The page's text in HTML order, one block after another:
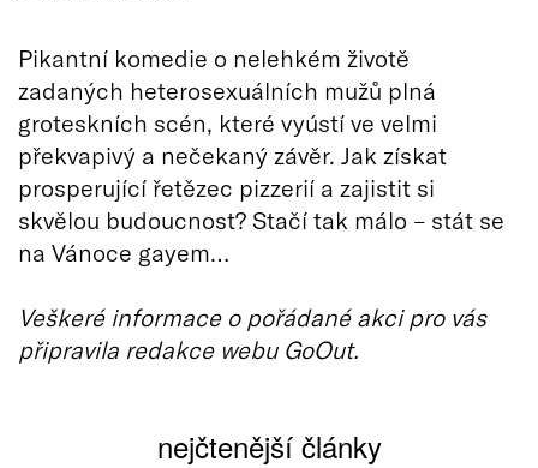
Pikantní komedie o nelehkém životě
zadaných heterosexuálních mužů plná
groteskních scén, které vyústí ve velmi
překvapivý a nečekaný závěr. Jak získat
prosperující řetězec pizzerií a zajistit si
skvělou budoucnost? Stačí tak málo – stát se
na Vánoce gayem…
Veškeré informace o pořádané akci pro vás
připravila redakce webu GoOut.
nejčtenější články